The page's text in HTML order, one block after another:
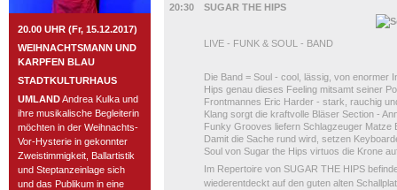
20.00 UHR (Fr, 15.12.2017)
WEIHNACHTSMANN UND
KARPFEN BLAU
STADTKULTURHAUS
UMLANDAndrea Kulka und
ihre musikalische Begleiterin
möchten in der Weihnachts-
Vor-Hysterie in gekonnter
Zweistimmigkeit, Ballartistik
und Steptanzeinlage sich
und das Publikum in eine
20:30
SUGAR THE HIPS
LIVE - FUNK & SOUL - BAND
Die Band = Soul - cool, lässig, von enormer
Hips genau dieses Feeling mitsamt seiner
Frontmannes Eric Harder - stark, rauchig
Klang sorgt die kraftvolle Bläser Section -
Funky Grooves liefern Schlagzeuger
Damit die Sache rund wird, setzen
Soul von Sugar the Hips virtuos die Krone
Im Repertoire von SUGAR THE HIPS
wiederentdeckt auf den guten alten